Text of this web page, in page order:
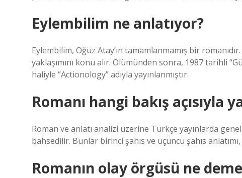
Eylembilim ne anlatıyor?
Eylembilim, Oğuz Atay’ın tamamlanmamış bir
yaklaşımını konu alır. Ölümünden sonra, 1987 tarihli
haliyle “Actionology” adıyla yayınlanmıştır.
Romanı hangi bakış açısıyla
Roman ve anlatı analizi üzerine Türkçe yayınlarda
bahsedilir. Bunlar birinci şahıs ve üçüncü şahıs anlatımı,
Romanın olay örgüsü ne